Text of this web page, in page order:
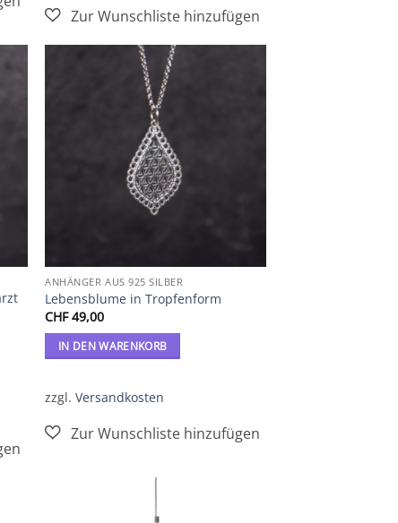
ANHÄNGER AUS 925 SILBER
Lebensblume in Tropfenform
CHF49,00
IN DEN WARENKORB
zzgl.Versandkosten